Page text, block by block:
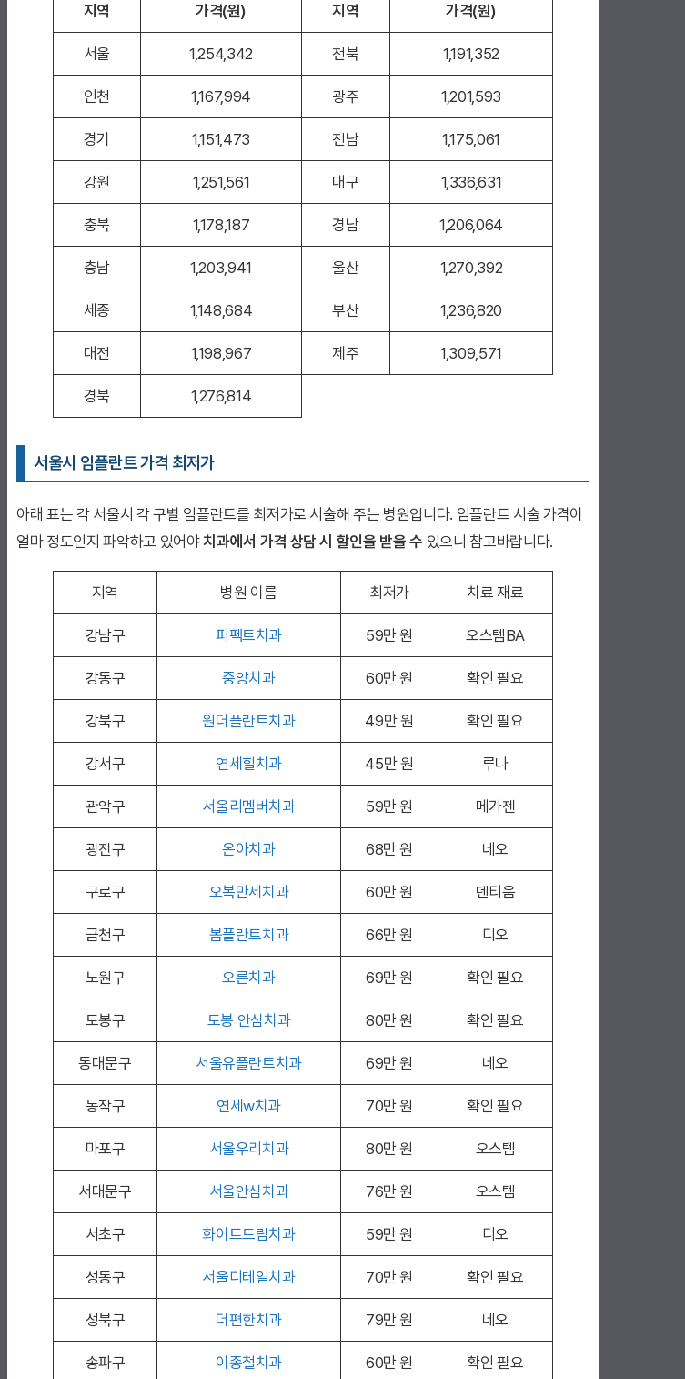
지역 가격(원) 지역 가격(원)
서울 1,254,342 전북 1,191,352
인천 1,167,994 광주 1,201,593
경기 1,151,473 전남 1,175,061
강원 1,251,561 대구 1,336,631
충북 1,178,187 경남 1,206,064
충남 1,203,941 울산 1,270,392
세종 1,148,684 부산 1,236,820
대전 1,198,967 제주 1,309,571
경북 1,276,814
서울시 임플란트 가격 최저가
아래 표는 각 서울시 각 구별 임플란트를 최저가로 시술해 주는 병원입니다. 임플란트 시술 가격이
얼마 정도인지 파악하고 있어야치과에서 가격 상담 시 할인을 받을 수 있으니 참고바랍니다.
지역 병원 이름 최저가 치료 재료
강남구 퍼펙트치과 59만 원 오스템BA
강동구 중앙치과 60만 원 확인 필요
강북구 원더플란트치과 49만 원 확인 필요
강서구 연세힐치과 45만 원 루나
관악구 서울리멤버치과 59만 원 메가젠
광진구 온아치과 68만 원 네오
구로구 오복만세치과 60만 원 덴티움
금천구 봄플란트치과 66만 원 디오
노원구 오른치과 69만 원 확인 필요
도봉구 도봉 안심치과 80만 원 확인 필요
동대문구 서울유플란트치과 69만 원 네오
동작구 연세w치과 70만 원 확인 필요
마포구 서울우리치과 80만 원 오스템
서대문구 서울안심치과 76만 원 오스템
서초구 화이트드림치과 59만 원 디오
성동구 서울디테일치과 70만 원 확인 필요
성북구 더편한치과 79만 원 네오
송파구 이종철치과 60만 원 확인 필요